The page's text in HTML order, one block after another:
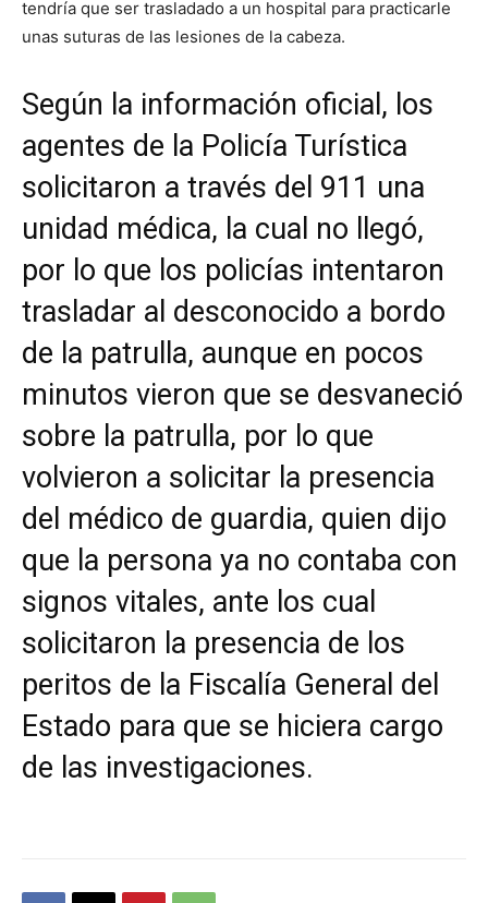
tendría que ser trasladado a un hospital para practicarle
unas suturas de las lesiones de la cabeza.
Según la información oficial, los
agentes de la Policía Turística
solicitaron a través del 911 una
unidad médica, la cual no llegó,
por lo que los policías intentaron
trasladar al desconocido a bordo
de la patrulla, aunque en pocos
minutos vieron que se desvaneció
sobre la patrulla, por lo que
volvieron a solicitar la presencia
del médico de guardia, quien dijo
que la persona ya no contaba con
signos vitales, ante los cual
solicitaron la presencia de los
peritos de la Fiscalía General del
Estado para que se hiciera cargo
de las investigaciones.